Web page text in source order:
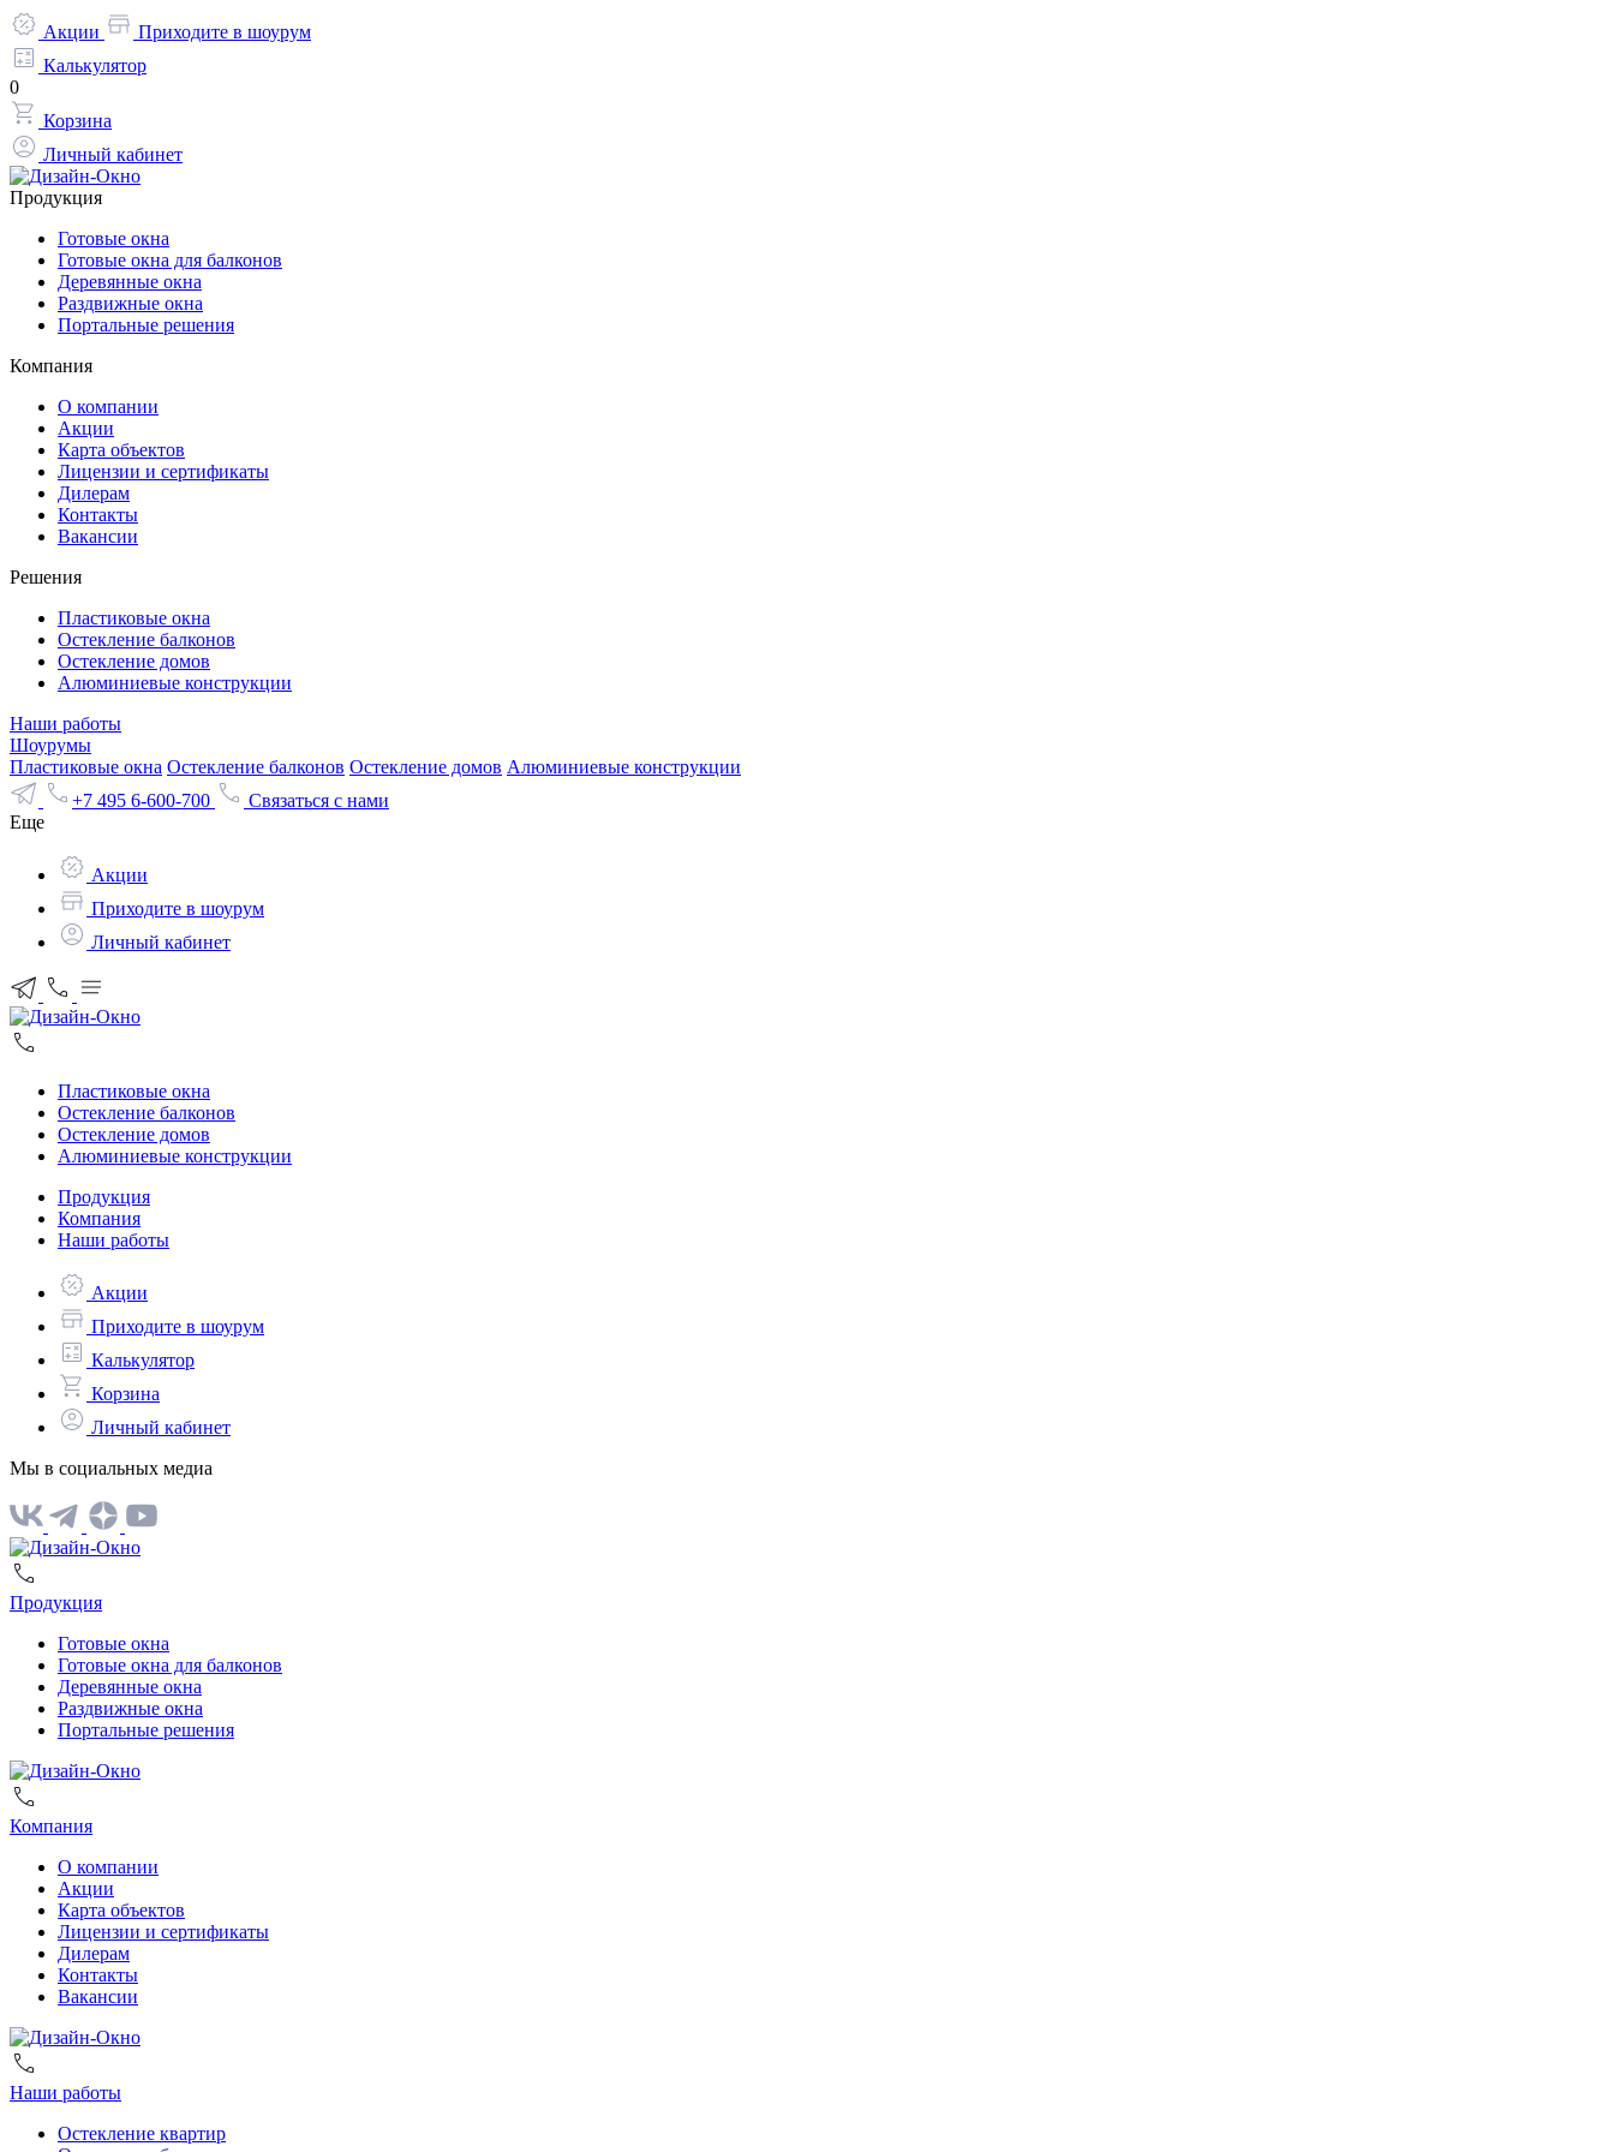
Акции
Приходите в шоурум
Калькулятор
0
Корзина
Личный кабинет
Продукция
Готовые окна
Готовые окна для балконов
Деревянные окна
Раздвижные окна
Портальные решения
Компания
О компании
Акции
Карта объектов
Лицензии и сертификаты
Дилерам
Контакты
Вакансии
Решения
Пластиковые окна
Остекление балконов
Остекление домов
Алюминиевые конструкции
Наши работы
Шоурумы
Пластиковые окна Остекление балконов Остекление домов Алюминиевые конструкции
+7 495 6-600-700
Связаться с нами
Еще
Акции
Приходите в шоурум
Личный кабинет
Пластиковые окна
Остекление балконов
Остекление домов
Алюминиевые конструкции
Продукция
Компания
Наши работы
Акции
Приходите в шоурум
Калькулятор
Корзина
Личный кабинет
Мы в социальных медиа
Продукция
Готовые окна
Готовые окна для балконов
Деревянные окна
Раздвижные окна
Портальные решения
Компания
О компании
Акции
Карта объектов
Лицензии и сертификаты
Дилерам
Контакты
Вакансии
Наши работы
Остекление квартир